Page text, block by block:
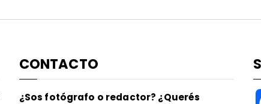
CONTACTO
¿Sos fotógrafo o redactor? ¿Querés